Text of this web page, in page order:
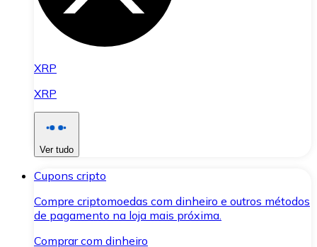
XRP
XRP
Ver tudo
Cupons cripto
Compre criptomoedas com dinheiro e outros métodos
de pagamento na loja mais próxima.
Comprar com dinheiro